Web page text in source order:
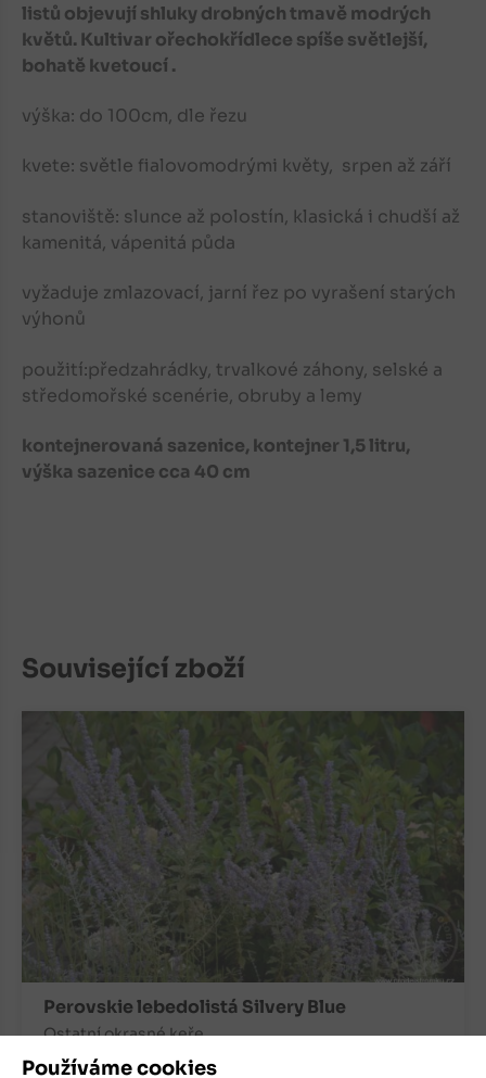
Používáme cookies
listů objevují shluky drobných tmavě modrých
květů. Kultivar ořechokřídlece spíše světlejší,
bohatě kvetoucí .
výška: do 100cm, dle řezu
kvete: světle fialovomodrými květy, srpen až září
stanoviště: slunce až polostín, klasická i chudší až
kamenitá, vápenitá půda
vyžaduje zmlazovací, jarní řez po vyrašení starých
výhonů
použití:předzahrádky, trvalkové záhony, selské a
středomořské scenérie, obruby a lemy
kontejnerovaná sazenice, kontejner 1,5 litru,
výška sazenice cca 40 cm
Související zboží
Perovskie lebedolistá Silvery Blue
Ostatní okrasné keře